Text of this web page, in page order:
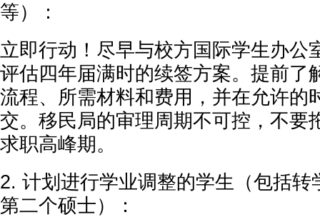
等）：
立即行动！尽早与校方国际学生办公
评估四年届满时的续签方案。提前了
流程、所需材料和费用，并在允许的
交。移民局的审理周期不可控，不要
求职高峰期。
2. 计划进行学业调整的学生（包括转
第二个硕士）：